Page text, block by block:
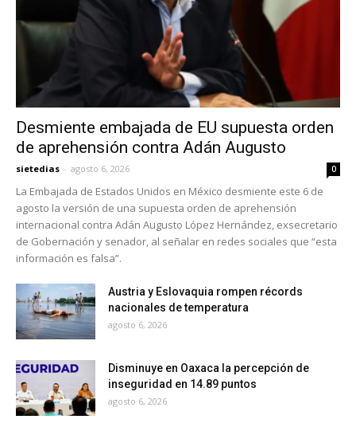
Desmiente embajada de EU supuesta orden
de aprehensión contra Adán Augusto
sietedias - agosto 6, 2026 0
La Embajada de Estados Unidos en México desmiente este 6 de
agosto la versión de una supuesta orden de aprehensión
internacional contra Adán Augusto López Hernández, exsecretario
de Gobernación y senador, al señalar en redes sociales que “esta
información es falsa”.
Austria y Eslovaquia rompen récords
nacionales de temperatura
agosto 6, 2026
Disminuye en Oaxaca la percepción de
inseguridad en 14.89 puntos
agosto 6, 2026